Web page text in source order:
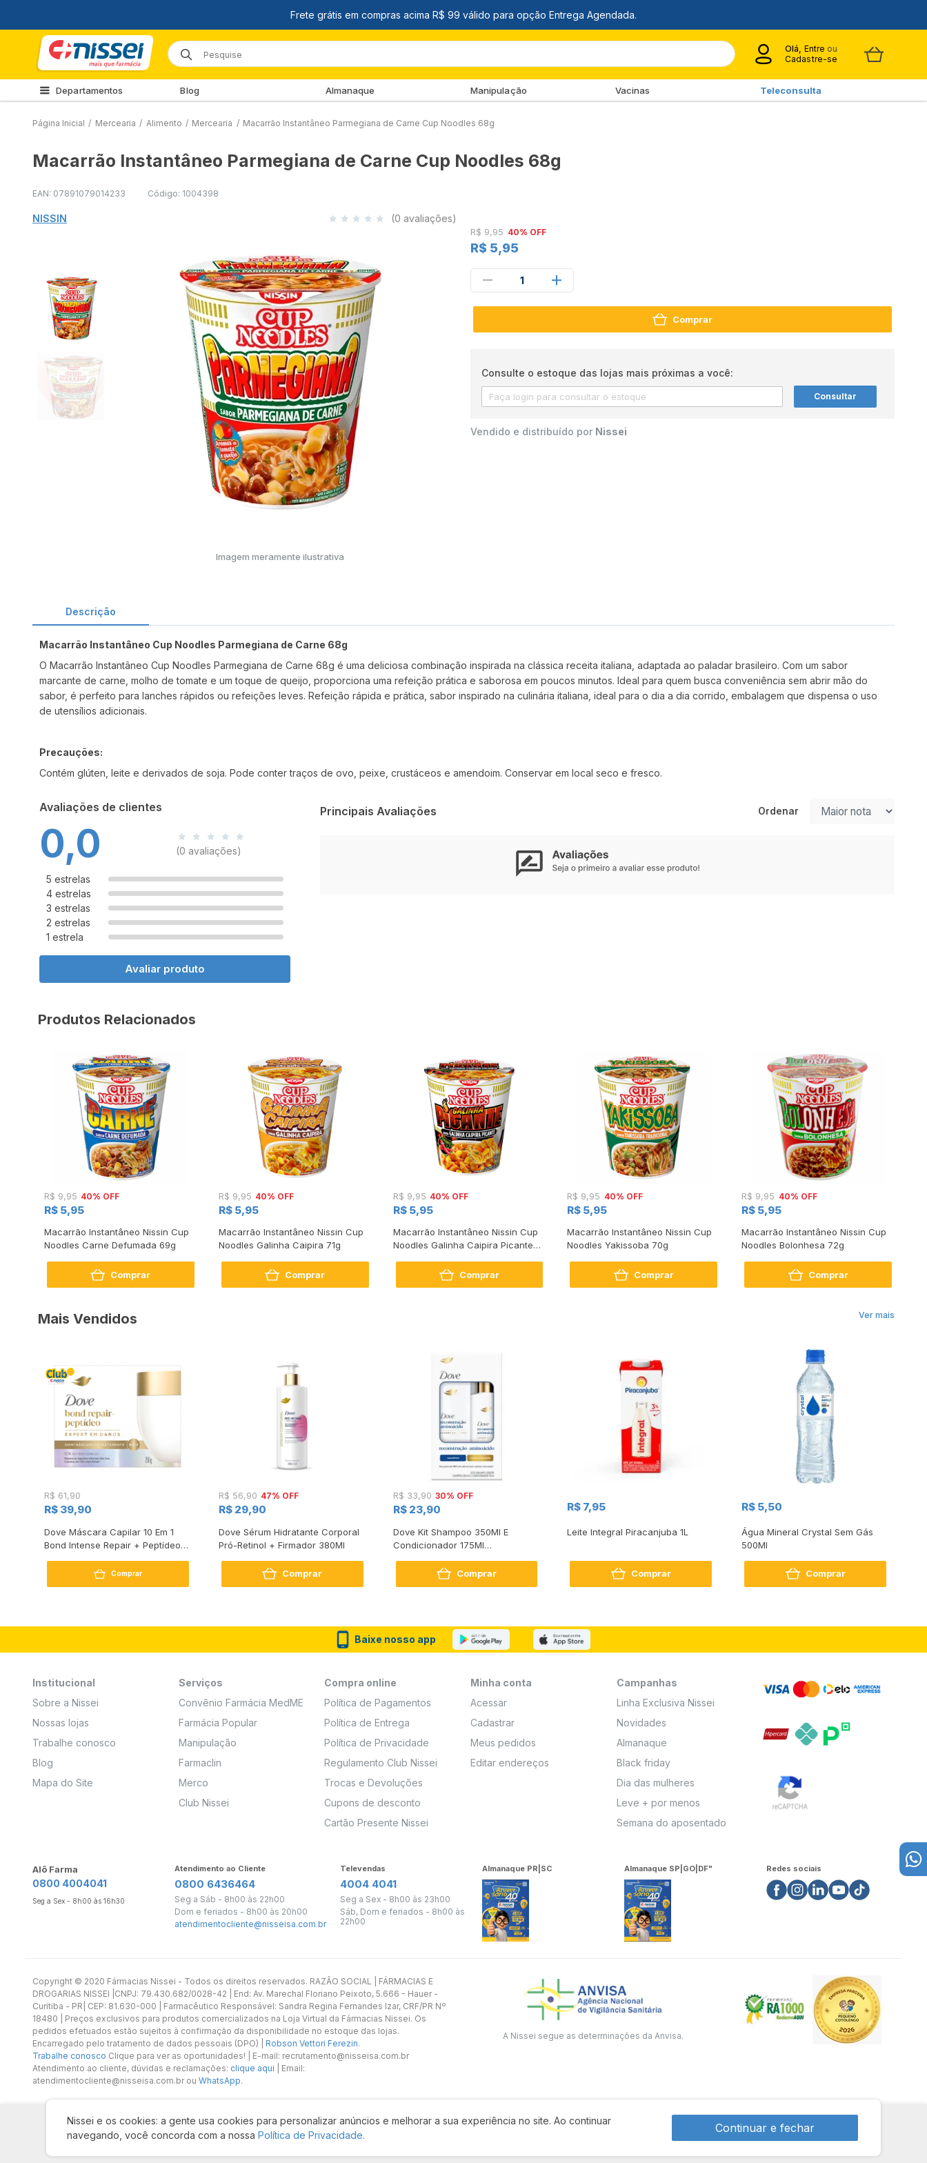
Olá, Entre ou
Cadastre-se
Departamentos Blog Almanaque Manipulação Vacinas Teleconsulta
Página Inicial / Mercearia / Alimento / Mercearia / Macarrão Instantâneo Parmegiana de Carne Cup Noodles 68g
Macarrão Instantâneo Parmegiana de Carne Cup Noodles 68g
EAN: 07891079014233 Código: 1004398
NISSIN (0 avaliações)
Imagem meramente ilustrativa
R$ 9,95 40% OFF
R$ 5,95
1
Comprar
Consulte o estoque das lojas mais próximas a você:
Consultar
Vendido e distribuído por Nissei
Descrição
Macarrão Instantâneo Cup Noodles Parmegiana de Carne 68g
O Macarrão Instantâneo Cup Noodles Parmegiana de Carne 68g é uma deliciosa combinação inspirada na clássica receita italiana, adaptada ao paladar brasileiro. Com um sabor
marcante de carne, molho de tomate e um toque de queijo, proporciona uma refeição prática e saborosa em poucos minutos. Ideal para quem busca conveniência sem abrir mão do
sabor, é perfeito para lanches rápidos ou refeições leves. Refeição rápida e prática, sabor inspirado na culinária italiana, ideal para o dia a dia corrido, embalagem que dispensa o uso
de utensílios adicionais.
Precauções:
Contém glúten, leite e derivados de soja. Pode conter traços de ovo, peixe, crustáceos e amendoim. Conservar em local seco e fresco.
Avaliações de clientes
0,0 (0 avaliações)
5 estrelas
4 estrelas
3 estrelas
2 estrelas
1 estrela
Avaliar produto
Principais Avaliações Ordenar
Produtos Relacionados
R$ 9,95 40% OFF
R$ 5,95
Macarrão Instantâneo Nissin Cup
Noodles Carne Defumada 69g
Comprar
R$ 9,95 40% OFF
R$ 5,95
Macarrão Instantâneo Nissin Cup
Noodles Galinha Caipira 71g
Comprar
R$ 9,95 40% OFF
R$ 5,95
Macarrão Instantâneo Nissin Cup
Noodles Galinha Caipira Picante
Comprar
R$ 9,95 40% OFF
R$ 5,95
Macarrão Instantâneo Nissin Cup
Noodles Yakissoba 70g
Comprar
R$ 9,95 40% OFF
R$ 5,95
Macarrão Instantâneo Nissin Cup
Noodles Bolonhesa 72g
Comprar
Ver mais
Mais Vendidos
R$ 61,90
R$ 39,90
Dove Máscara Capilar 10 Em 1
Bond Intense Repair + Peptídeo
Comprar
R$ 56,90 47% OFF
R$ 29,90
Dove Sérum Hidratante Corporal
Pró-Retinol + Firmador 380Ml
Comprar
R$ 33,90 30% OFF
R$ 23,90
Dove Kit Shampoo 350Ml E
Condicionador 175Ml
Comprar
R$ 7,95
Leite Integral Piracanjuba 1L
Comprar
R$ 5,50
Água Mineral Crystal Sem Gás
500Ml
Comprar
Nissei e os cookies: a gente usa cookies para personalizar anúncios e melhorar a sua experiência no site. Ao continuar
navegando, você concorda com a nossaPolítica de Privacidade.
Continuar e fechar
Baixe nosso app
Institucional
Sobre a Nissei
Nossas lojas
Trabalhe conosco
Blog
Mapa do Site
Serviços
Convênio Farmácia MedME
Farmácia Popular
Manipulação
Farmaclin
Merco
Club Nissei
Compra online
Política de Pagamentos
Política de Entrega
Política de Privacidade
Regulamento Club Nissei
Trocas e Devoluções
Cupons de desconto
Cartão Presente Nissei
Minha conta
Acessar
Cadastrar
Meus pedidos
Editar endereços
Campanhas
Linha Exclusiva Nissei
Novidades
Almanaque
Black friday
Dia das mulheres
Leve + por menos
Semana do aposentado
Alô Farma
0800 4004041
Seg a Sex - 8h00 às 16h30
Atendimento ao Cliente
0800 6436464
Seg a Sáb - 8h00 às 22h00
Dom e feriados - 8h00 às 20h00
atendimentocliente@nisseisa.com.br
Televendas
4004 4041
Seg a Sex - 8h00 às 23h00
Sáb, Dom e feriados - 8h00 às
22h00
Almanaque PR|SC Almanaque SP|GO|DF" Redes sociais
Copyright ©️ 2020 Fármacias Nissei - Todos os direitos reservados. RAZÃO SOCIAL | FÁRMACIAS E
DROGARIAS NISSEI |CNPJ: 79.430.682/0028-42 | End: Av. Marechal Floriano Peixoto, 5.666 - Hauer -
Curitiba - PR| CEP: 81.630-000 | Farmacêutico Responsável: Sandra Regina Fernandes Izar, CRF/PR Nº
18480 | Preços exclusivos para produtos comercializados na Loja Virtual da Fármacias Nissei. Os
pedidos efetuados estão sujeitos à confirmação da disponibilidade no estoque das lojas.
Encarregado pelo tratamento de dados pessoais (DPO) | Robson Vettori Ferezin.
Trabalhe conosco Clique para ver as oportunidades! | E-mail: recrutamento@nisseisa.com.br
Atendimento ao cliente, dúvidas e reclamações: clique aqui | Email:
atendimentocliente@nisseisa.com.br ou WhatsApp.
A Nissei segue as determinações da Anvisa.
Desenvolvido por: